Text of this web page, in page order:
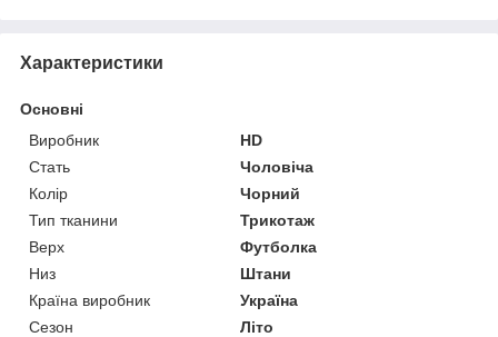
Характеристики
Основні
Виробник
HD
Стать
Чоловіча
Колір
Чорний
Тип тканини
Трикотаж
Верх
Футболка
Низ
Штани
Країна виробник
Україна
Сезон
Літо